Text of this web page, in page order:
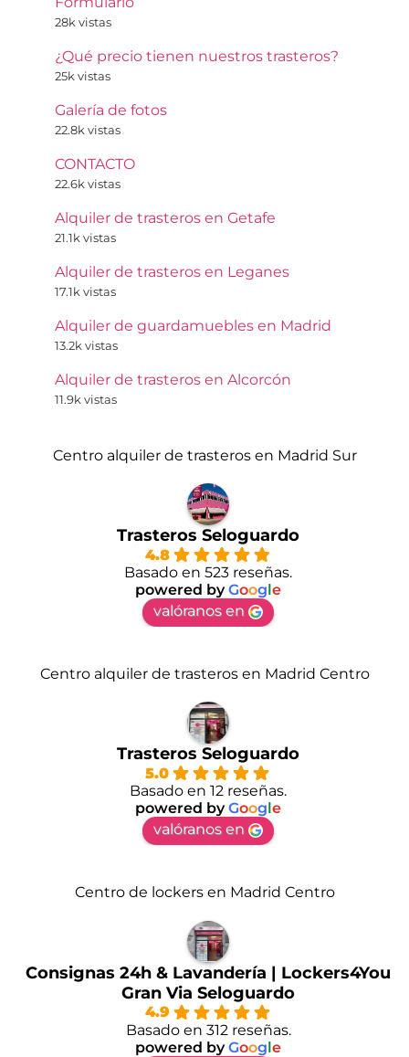
28k vistas
¿Qué precio tienen nuestros trasteros?
25k vistas
Galería de fotos
22.8k vistas
CONTACTO
22.6k vistas
Alquiler de trasteros en Getafe
21.1k vistas
Alquiler de trasteros en Leganes
17.1k vistas
Alquiler de guardamuebles en Madrid
13.2k vistas
Alquiler de trasteros en Alcorcón
11.9k vistas
Centro alquiler de trasteros en Madrid Sur
Trasteros Seloguardo
4.8
Basado en 523 reseñas.
powered byGoogle
valóranos en
Centro alquiler de trasteros en Madrid Centro
Trasteros Seloguardo
5.0
Basado en 12 reseñas.
powered byGoogle
valóranos en
Centro de lockers en Madrid Centro
Consignas 24h & Lavandería | Lockers4You
Gran Via Seloguardo
4.9
Basado en 312 reseñas.
powered byGoogle